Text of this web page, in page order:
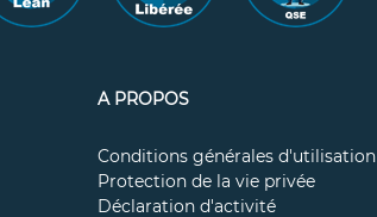
A PROPOS
Conditions générales d'utilisation
Protection de la vie privée
Déclaration d'activité